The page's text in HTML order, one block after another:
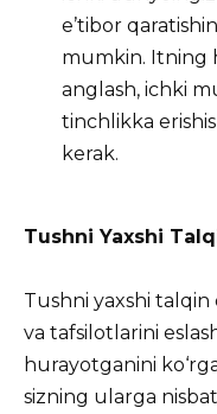
e’tibor
mumkin. Itning
anglash, ichki
tinchlikka
kerak.
Tushni Yaxshi
Tushni yaxshi
va tafsilotlarini
hurayotganini
sizning ularga